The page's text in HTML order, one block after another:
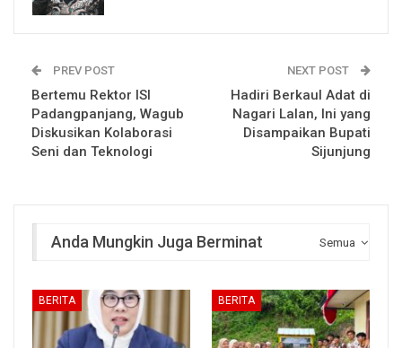
PREV POST
Bertemu Rektor ISI
Padangpanjang, Wagub
Diskusikan Kolaborasi
Seni dan Teknologi
NEXT POST
Hadiri Berkaul Adat di
Nagari Lalan, Ini yang
Disampaikan Bupati
Sijunjung
Semua
Anda Mungkin Juga Berminat
BERITA BERITA